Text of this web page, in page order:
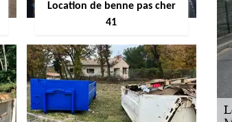
Location de benne pas cher
41